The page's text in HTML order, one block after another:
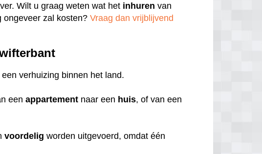
Wilt u graag weten wat het inhuren van
ongeveer zal kosten?Vraag dan vrijblijvend
verhuizing binnen het land.
eenappartement naar een huis, of van een
voordelig worden uitgevoerd, omdat één